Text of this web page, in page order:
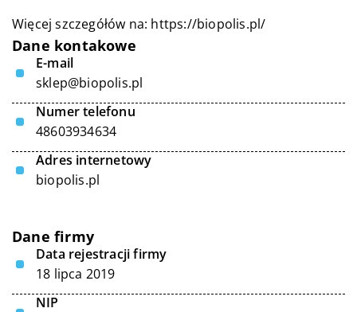
Więcej szczegółów na: https://biopolis.pl/
Dane kontakowe
E-mail
sklep@biopolis.pl
Numer telefonu
48603934634
Adres internetowy
biopolis.pl
Dane firmy
Data rejestracji firmy
18 lipca 2019
NIP